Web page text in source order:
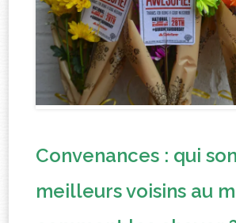
Convenances : qui
meilleurs voisins au